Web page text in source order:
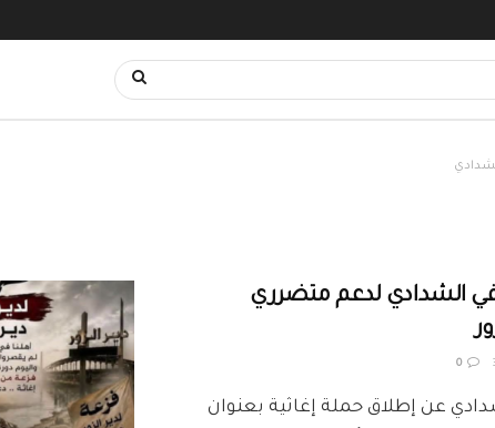
الشدادي لدعم متضرري
0
عن إطلاق حملة إغاثية بعنوان